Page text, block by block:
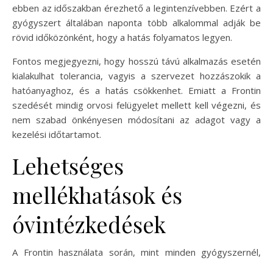
ebben az időszakban érezhető a legintenzívebben. Ezért a
gyógyszert általában naponta több alkalommal adják be
rövid időközönként, hogy a hatás folyamatos legyen.
Fontos megjegyezni, hogy hosszú távú alkalmazás esetén
kialakulhat tolerancia, vagyis a szervezet hozzászokik a
hatóanyaghoz, és a hatás csökkenhet. Emiatt a Frontin
szedését mindig orvosi felügyelet mellett kell végezni, és
nem szabad önkényesen módosítani az adagot vagy a
kezelési időtartamot.
Lehetséges
mellékhatások és
óvintézkedések
A Frontin használata során, mint minden gyógyszernél,